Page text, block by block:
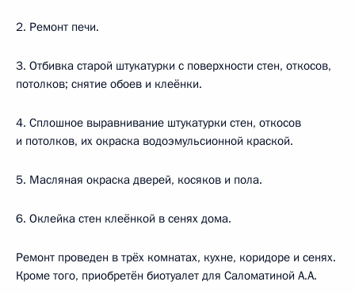
2. Ремонт печи.
3. Отбивка старой штукатурки с поверхности стен, откосов,
потолков; снятие обоев и клеёнки.
4. Сплошное выравнивание штукатурки стен, откосов
и потолков, их окраска водоэмульсионной краской.
5. Масляная окраска дверей, косяков и пола.
6. Оклейка стен клеёнкой в сенях дома.
Ремонт проведен в трёх комнатах, кухне, коридоре и сенях.
Кроме того, приобретён биотуалет для Саломатиной А.А.